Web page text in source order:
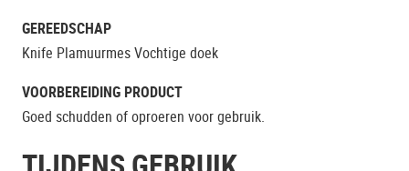
GEREEDSCHAP
Knife Plamuurmes Vochtige doek
VOORBEREIDING PRODUCT
Goed schudden of oproeren voor gebruik.